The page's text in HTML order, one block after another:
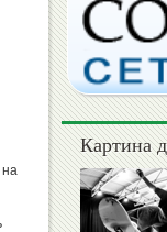
на
Картина